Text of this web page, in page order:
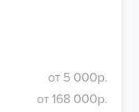
от 5 000р.
от 168 000р.